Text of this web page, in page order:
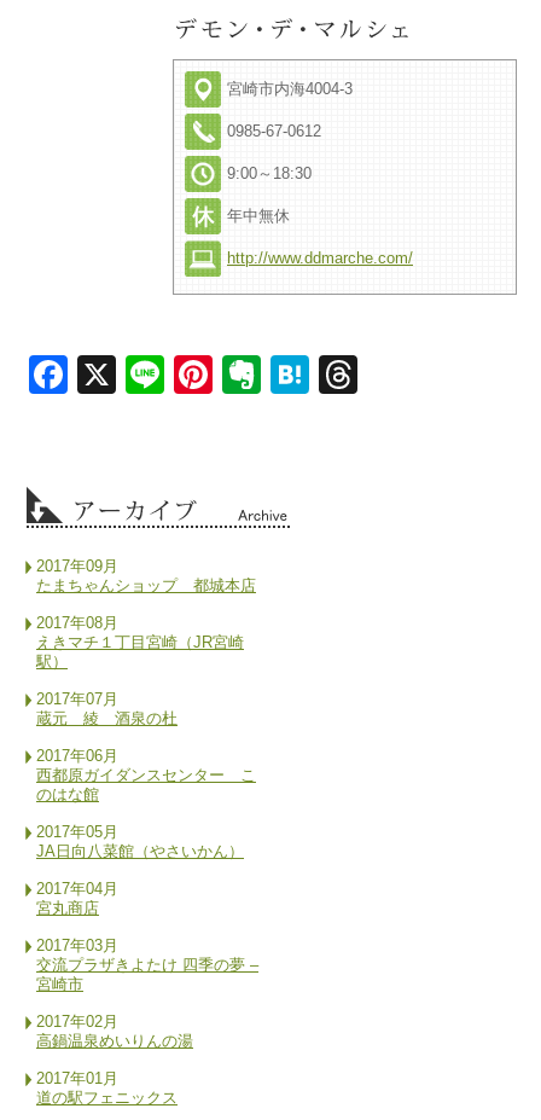
2017年09月
たまちゃんショップ 都城本店
2017年08月
えきマチ１丁目宮崎（JR宮崎
駅）
2017年07月
蔵元 綾 酒泉の杜
2017年06月
西都原ガイダンスセンター こ
のはな館
2017年05月
JA日向八菜館（やさいかん）
2017年04月
宮丸商店
2017年03月
交流プラザきよたけ 四季の夢 –
宮崎市
2017年02月
高鍋温泉めいりんの湯
2017年01月
道の駅フェニックス
宮崎市内海4004-3
0985-67-0612
9:00～18:30
年中無休
http://www.ddmarche.com/
Facebook
X LinePinterest
Evernote
Hatena